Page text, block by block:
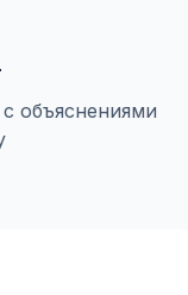
объяснениями